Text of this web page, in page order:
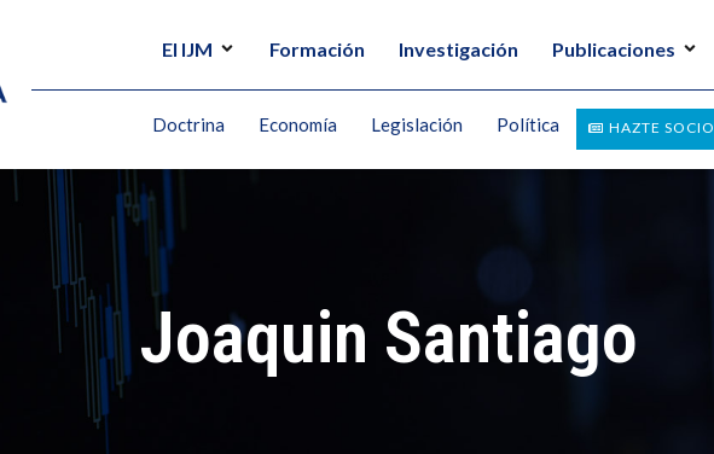
El IJM Formación Investigación Publicaciones
HAZTE SOCIO
Doctrina Economía Legislación Política
Joaquin Santiago